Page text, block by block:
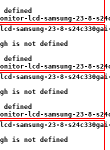
defined
lcd-samsung-23-8-
23-8-s24c330gai-
is not defined
defined
lcd-samsung-23-8-
23-8-s24c330gai-
is not defined
defined
lcd-samsung-23-8-
23-8-s24c330gai-
is not defined